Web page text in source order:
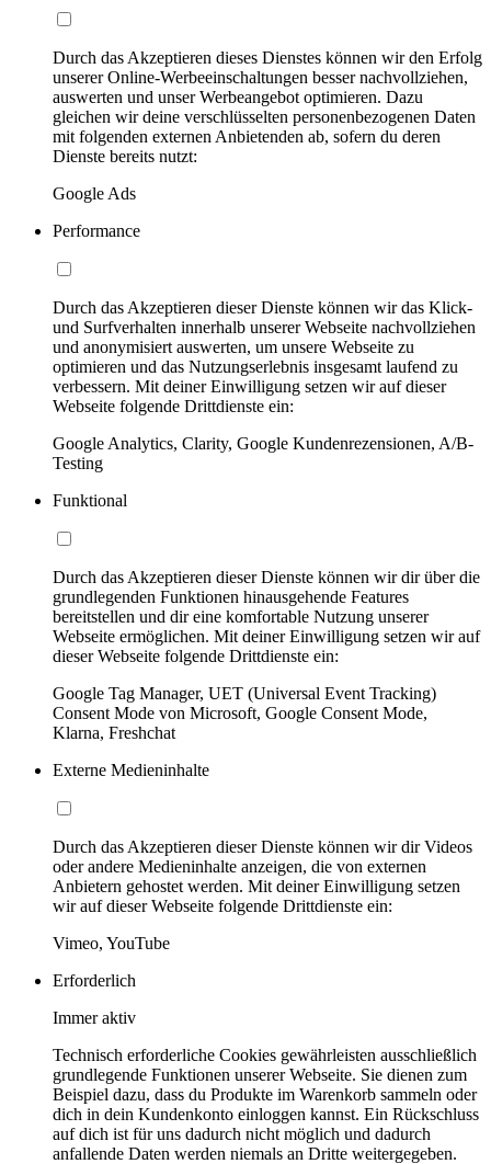
Durch das Akzeptieren dieses Dienstes können wir den Erfolg
unserer Online-Werbeeinschaltungen besser nachvollziehen,
auswerten und unser Werbeangebot optimieren. Dazu
gleichen wir deine verschlüsselten personenbezogenen Daten
mit folgenden externen Anbietenden ab, sofern du deren
Dienste bereits nutzt:
Google Ads
Performance
Durch das Akzeptieren dieser Dienste können wir das Klick-
und Surfverhalten innerhalb unserer Webseite nachvollziehen
und anonymisiert auswerten, um unsere Webseite zu
optimieren und das Nutzungserlebnis insgesamt laufend zu
verbessern. Mit deiner Einwilligung setzen wir auf dieser
Webseite folgende Drittdienste ein:
Google Analytics, Clarity, Google Kundenrezensionen, A/B-
Testing
Funktional
Durch das Akzeptieren dieser Dienste können wir dir über die
grundlegenden Funktionen hinausgehende Features
bereitstellen und dir eine komfortable Nutzung unserer
Webseite ermöglichen. Mit deiner Einwilligung setzen wir auf
dieser Webseite folgende Drittdienste ein:
Google Tag Manager, UET (Universal Event Tracking)
Consent Mode von Microsoft, Google Consent Mode,
Klarna, Freshchat
Externe Medieninhalte
Durch das Akzeptieren dieser Dienste können wir dir Videos
oder andere Medieninhalte anzeigen, die von externen
Anbietern gehostet werden. Mit deiner Einwilligung setzen
wir auf dieser Webseite folgende Drittdienste ein:
Vimeo, YouTube
Erforderlich
Immer aktiv
Technisch erforderliche Cookies gewährleisten ausschließlich
grundlegende Funktionen unserer Webseite. Sie dienen zum
Beispiel dazu, dass du Produkte im Warenkorb sammeln oder
dich in dein Kundenkonto einloggen kannst. Ein Rückschluss
auf dich ist für uns dadurch nicht möglich und dadurch
anfallende Daten werden niemals an Dritte weitergegeben.